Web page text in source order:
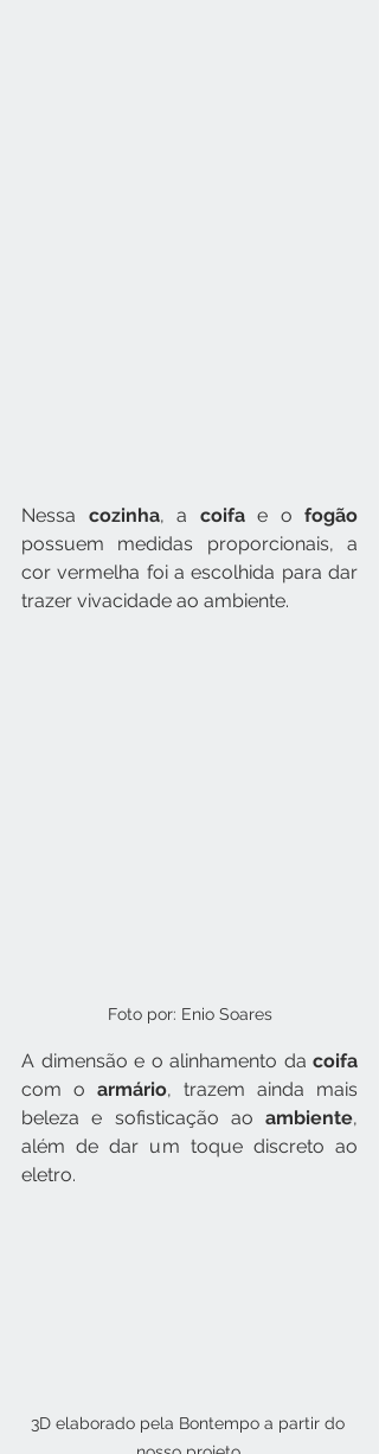
Nessa cozinha, a coifa e o
possuem medidas proporcionais, a
cor vermelha foi a escolhida para dar
trazer vivacidade ao ambiente.
Foto por: Enio Soares
A dimensão e o alinhamento da
com o armário, trazem ainda mais
beleza e sofisticação ao ambiente,
além de dar um toque discreto ao
eletro.
3D elaborado pela Bontempo a partir do